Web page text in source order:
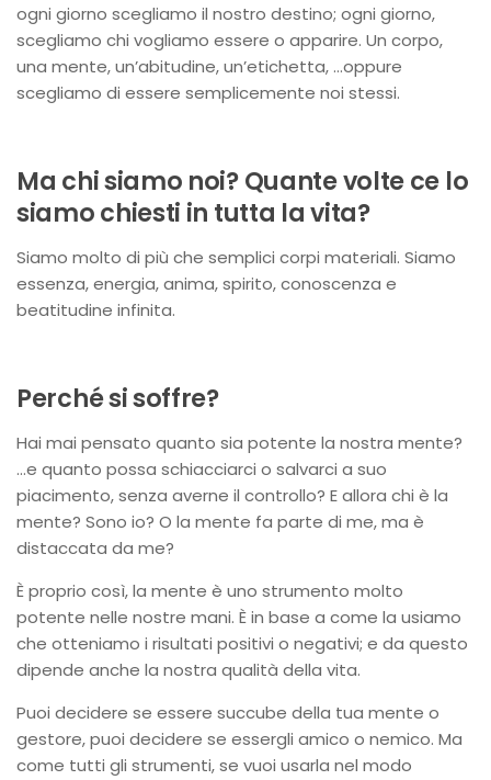
ogni giorno scegliamo il nostro destino; ogni giorno,
scegliamo chi vogliamo essere o apparire. Un corpo,
una mente, un’abitudine, un’etichetta, …oppure
scegliamo di essere semplicemente noi stessi.
Ma chi siamo noi? Quante volte ce lo
siamo chiesti in tutta la vita?
Siamo molto di più che semplici corpi materiali. Siamo
essenza, energia, anima, spirito, conoscenza e
beatitudine infinita.
Perché si soffre?
Hai mai pensato quanto sia potente la nostra mente?
…e quanto possa schiacciarci o salvarci a suo
piacimento, senza averne il controllo? E allora chi è la
mente? Sono io? O la mente fa parte di me, ma è
distaccata da me?
È proprio così, la mente è uno strumento molto
potente nelle nostre mani. È in base a come la usiamo
che otteniamo i risultati positivi o negativi; e da questo
dipende anche la nostra qualità della vita.
Puoi decidere se essere succube della tua mente o
gestore, puoi decidere se essergli amico o nemico. Ma
come tutti gli strumenti, se vuoi usarla nel modo